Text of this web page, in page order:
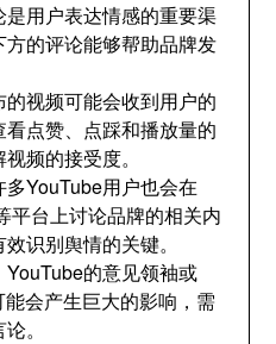
是用户表达情感的重要渠
的评论能够帮助品牌发
的视频可能会收到用户的
点赞、点踩和播放量的
频的接受度。
多YouTube用户也会在
平台上讨论品牌的相关内
识别舆情的关键。
YouTube的意见领袖或
会产生巨大的影响，需
。